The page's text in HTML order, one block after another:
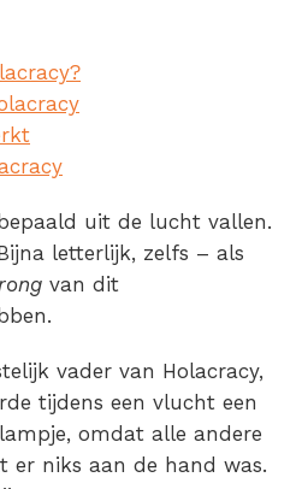
uit de lucht vallen.
letterlijk, zelfs – als
van dit
vader van Holacracy,
tijdens een vlucht een
omdat alle andere
er niks aan de hand was.